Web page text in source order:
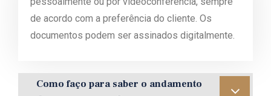
de acordo com a preferência do cliente. Os
documentos podem ser assinados digitalmente.
Como faço para saber o andamento